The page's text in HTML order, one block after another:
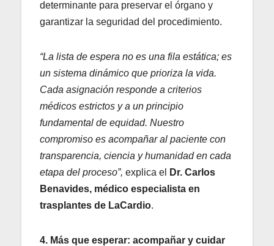
determinante para preservar el órgano y
garantizar la seguridad del procedimiento.
“La lista de espera no es una fila estática; es
un sistema dinámico que prioriza la vida.
Cada asignación responde a criterios
médicos estrictos y a un principio
fundamental de equidad. Nuestro
compromiso es acompañar al paciente con
transparencia, ciencia y humanidad en cada
etapa del proceso”, explica el Dr. Carlos
Benavides, médico especialista en
trasplantes de LaCardio.
4. Más que esperar: acompañar y cuidar